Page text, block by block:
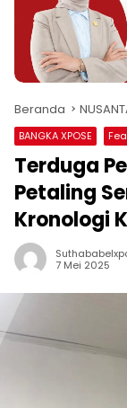
Beranda
BANGKA XPOSE
Terduga
Petaling
Kronologi
7 Mei 2025